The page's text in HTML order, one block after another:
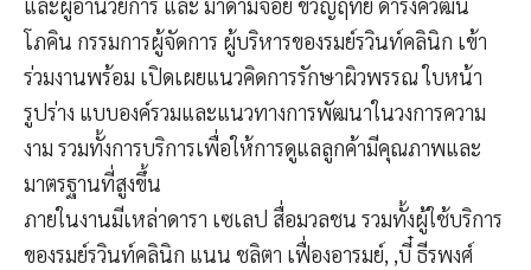
และผู้อำนวยการ และ มาดามจอย ขวัญฤทัย ดำรงค์วัฒน
โภคิน กรรมการผู้จัดการ ผู้บริหารของรมย์รวินท์คลินิก เข้า
ร่วมงานพร้อม เปิดเผยแนวคิดการรักษาผิวพรรณ ใบหน้า
รูปร่าง แบบองค์รวมและแนวทางการพัฒนาในวงการความ
งาม รวมทั้งการบริการเพื่อให้การดูแลลูกค้ามีคุณภาพและ
มาตรฐานที่สูงขึ้น
ภายในงานมีเหล่าดารา เซเลป สื่อมวลชน รวมทั้งผู้ใช้บริการ
ของรมย์รวินท์คลินิก แนน ชลิตา เฟื่องอารมย์, ,บี๋ ธีรพงศ์